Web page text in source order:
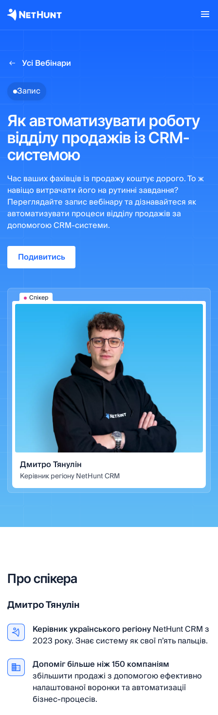
Усі Вебінари
Запис
Як автоматизувати роботу
відділу продажів із CRM-
системою
Час ваших фахівців із продажу коштує дорого. То ж
навіщо витрачати його на рутинні завдання?
Переглядайте запис вебінару та дізнавайтеся як
автоматизувати процеси відділу продажів за
допомогою CRM-системи.
Подивитись
Спікер
Дмитро Тянулін
Керівник регіону NetHunt CRM
Проспікера
Дмитро Тянулін
Керівник українського регіонуNetHunt CRM з
2023 року. Знає систему як свої пʼять пальців.
Допоміг більше ніж 150 компаніям
збільшити продажі з допомогою ефективно
налаштованої воронки та автоматизації
бізнес-процесів.